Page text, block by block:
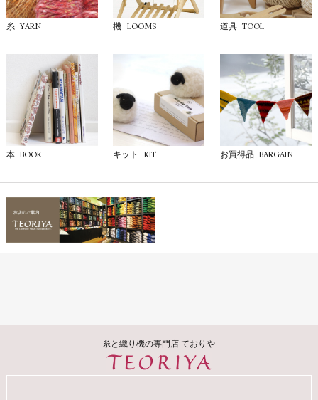
糸 YARN 機 LOOMS 道具 TOOL
本 BOOK キット KIT お買得品 BARGAIN
糸と織り機の専門店 ておりや